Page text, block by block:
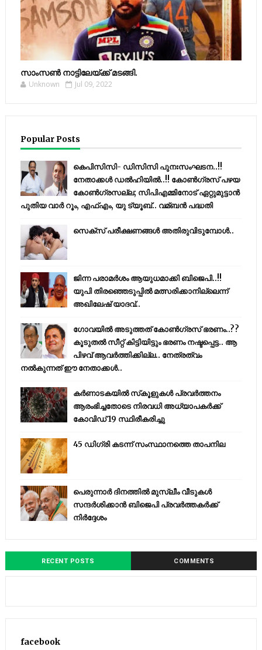
സാംസണ്‍ നാട്ടിലേയ്‌ക്ക് മടങ്ങി.
Unknown Jul 09, 2022
Popular Posts
കെപിസിസി- ഡിസിസി പുനഃസംഘടന..!!
നേതാക്കൾ ഡൽഹിയിൽ..!! കോണ്‍ഗ്രസ് പഴയ
കോണ്‍ഗ്രസല്ല; സിപിഎമ്മിനോട് ഏറ്റുമുട്ടാന്‍
പുതിയ വാര്‍ റൂം, എഫ്‌എം, യു ട്യൂബ്.. വമ്ബന്‍ പദ്ധതി
സെക്സ് പരീക്ഷണങ്ങൾ അതിരുവിടുമ്പോൾ..
ജിന്ന പരാമര്‍ശം ആയുധമാക്കി ബിജെപി..!!
യുപി തിരഞ്ഞെടുപ്പില്‍ മത്സരിക്കാനില്ലെന്ന്
അഖിലേഷ് യാദവ്..
ഗോവയിൽ അടുത്തത് കോൺഗ്രസ് ഭരണം..??
കൂടുതൽ സീറ്റ് കിട്ടിയിട്ടും ഭരണം നഷ്ടപ്പെട്ട.. ആ
പിഴവ് ആവർത്തിക്കില്ല.. നേത്രത്വം
നൽകുന്നത് ഈ നേതാക്കൾ..
കര്‍ണാടകയില്‍ സ്‌കൂളുകള്‍ പ്രവര്‍ത്തനം
ആരംഭിച്ചതോടെ നിരവധി അധ്യാപകര്‍ക്ക്
കോവിഡ് 19 സ്ഥിരീകരിച്ചു
45 ഡിഗ്രി കടന്ന് സംസ്ഥാനത്തെ താപനില
പെരുന്നാര്‍ ദിനത്തില്‍ മുസ്ലീം വീടുകള്‍
സന്ദര്‍ശിക്കാന്‍ ബിജെപി പ്രവര്‍ത്തകര്‍ക്ക്
നിര്‍ദ്ദേശം
RECENT POSTS COMMENTS
facebook